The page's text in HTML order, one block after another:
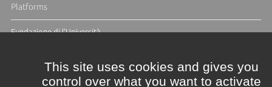
Platforms
Fundazione di l'Università
This site uses cookies and gives you
control over what you want to activate